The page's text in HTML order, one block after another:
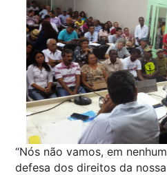
“Nós não vamos, em
defesa dos direitos da